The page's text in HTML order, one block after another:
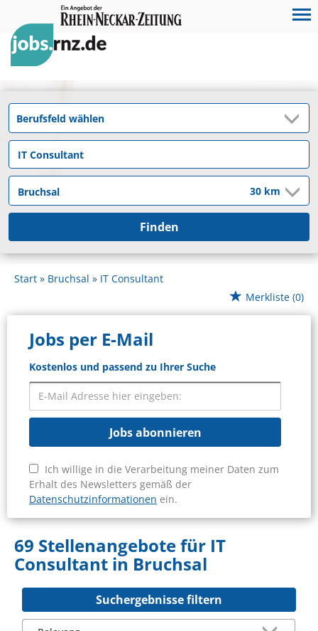
Finden
Start Bruchsal
IT Consultant
Merkliste (0)
Jobs per E-Mail
Kostenlos und passend zu Ihrer Suche
Jobs abonnieren
Ich willige in die Verarbeitung meiner Daten zum
Erhalt des Newsletters gemäß der
Datenschutzinformationen ein.
69 Stellenangebote für IT
Consultant in Bruchsal
Suchergebnisse filtern